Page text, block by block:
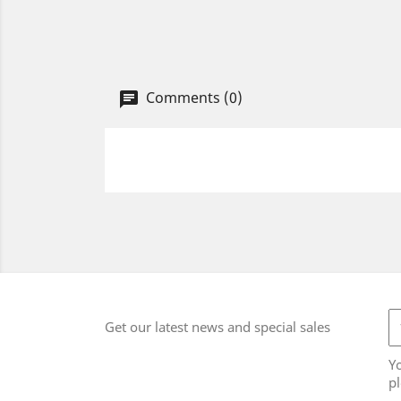
Comments (0)
Get our latest news and special sales